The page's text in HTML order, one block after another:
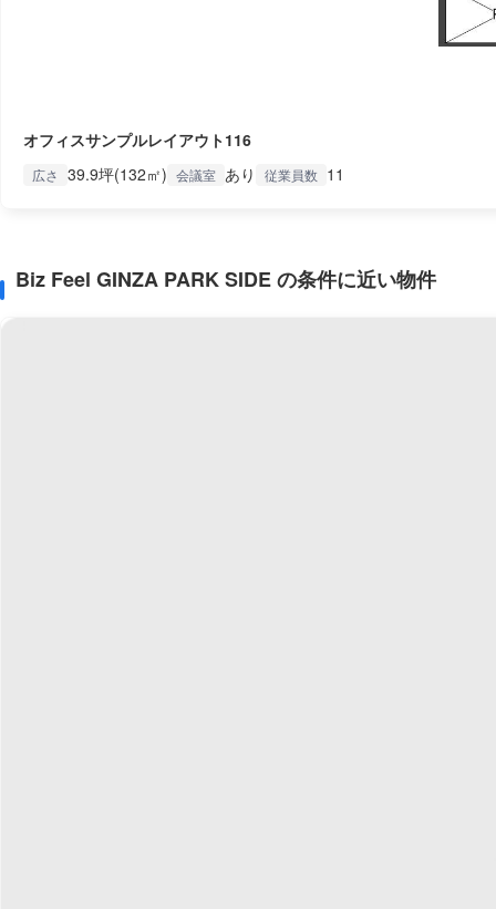
オフィスサンプルレイアウト116
広さ 39.9坪(132㎡) 会議室 あり 従業員数 11
Biz Feel GINZA PARK SIDE の条件に近い物件